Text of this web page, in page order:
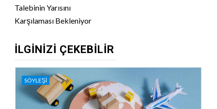
Talebinin Yarısını
Karşılaması Bekleniyor
İLGINIZI ÇEKEBILIR
SÖYLEŞI